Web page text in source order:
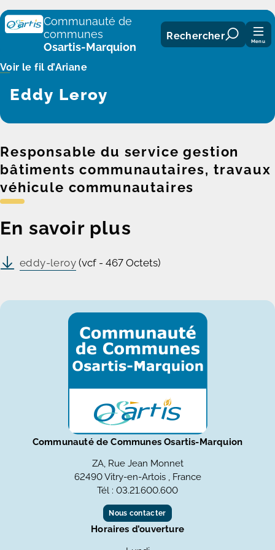
Panneau de gestion des cookies
Communauté de
communes
Osartis-Marquion
Rechercher Menu
Voir le fil d’Ariane
Eddy Leroy
Responsable du service gestion
bâtiments communautaires, travaux
véhicule communautaires
En savoir plus
eddy-leroy (vcf - 467 Octets)
Communauté de Communes Osartis-Marquion
ZA, Rue Jean Monnet
62490 Vitry-en-Artois , France
Tél : 03.21.600.600
Nous contacter
Horaires d’ouverture